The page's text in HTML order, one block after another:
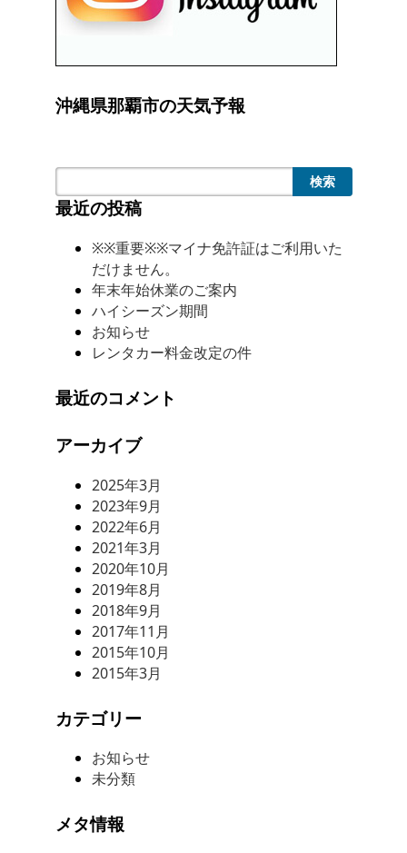
沖縄県那覇市の天気予報
検索
最近の投稿
※※重要※※マイナ免許証はご利用いた
だけません。
年末年始休業のご案内
ハイシーズン期間
お知らせ
レンタカー料金改定の件
最近のコメント
アーカイブ
2025年3月
2023年9月
2022年6月
2021年3月
2020年10月
2019年8月
2018年9月
2017年11月
2015年10月
2015年3月
カテゴリー
お知らせ
未分類
メタ情報